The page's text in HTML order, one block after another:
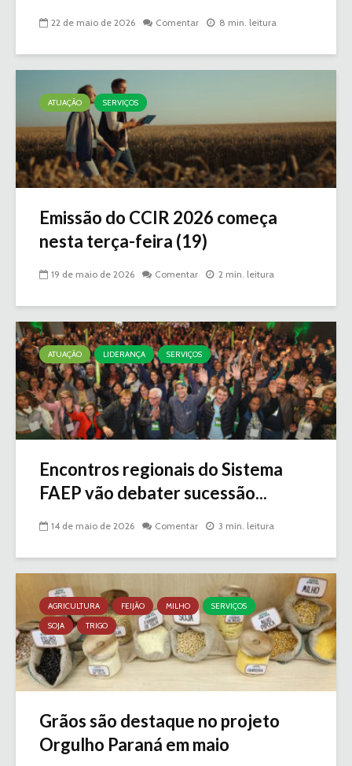
22 de maio de 2026 Comentar 8 min. leitura
ATUAÇÃO SERVIÇOS
Emissão do CCIR 2026 começa
nesta terça-feira (19)
19 de maio de 2026 Comentar 2 min. leitura
ATUAÇÃO LIDERANÇA SERVIÇOS
Encontros regionais do Sistema
FAEP vão debater sucessão...
14 de maio de 2026 Comentar 3 min. leitura
AGRICULTURA FEIJÃO MILHO
SERVIÇOS
SOJA
TRIGO
Grãos são destaque no projeto
Orgulho Paraná em maio